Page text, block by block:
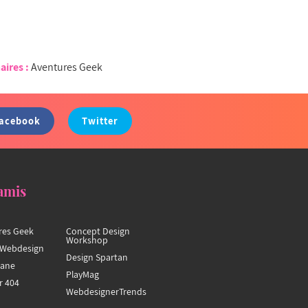
:Aventures Geek
Twitter
Geek
404
Concept Design
Workshop
Design Spartan
PlayMag
WebdesignerTrends